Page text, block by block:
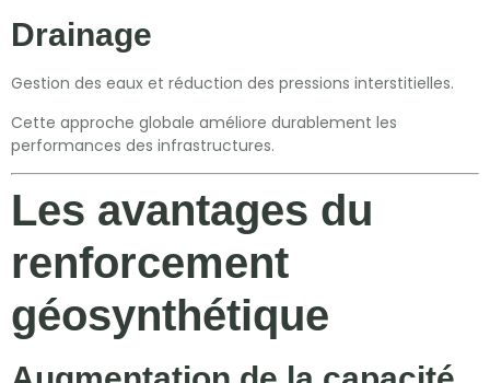
Drainage
Gestion des eaux et réduction des pressions interstitielles.
Cette approche globale améliore durablement les
performances des infrastructures.
Les avantages du
renforcement
géosynthétique